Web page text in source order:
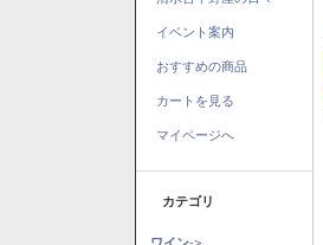
イベント案内
おすすめの商品
カートを見る
マイページへ
カテゴリ